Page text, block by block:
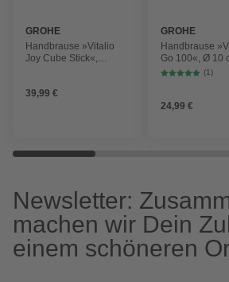
GROHE
Handbrause »Vitalio
Joy Cube Stick«,
39,99 €
GROHE
Handbrause
Go 100«, Ø 10
chromfarben
(1)
24,99 €
Newsletter:
machen wir Dein
einem schöneren